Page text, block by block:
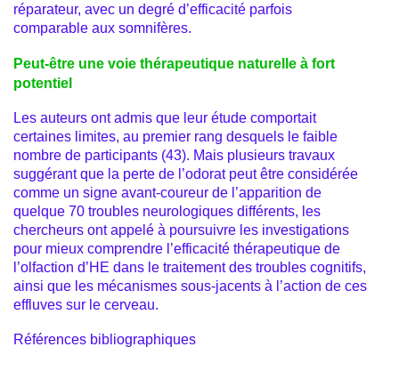
réparateur, avec un degré d’efficacité parfois
comparable aux somnifères.
Peut-être une voie thérapeutique naturelle à fort
potentiel
Les auteurs ont admis que leur étude comportait
certaines limites, au premier rang desquels le faible
nombre de participants (43). Mais plusieurs travaux
suggérant que la perte de l’odorat peut être considérée
comme un signe avant-coureur de l’apparition de
quelque 70 troubles neurologiques différents, les
chercheurs ont appelé à poursuivre les investigations
pour mieux comprendre l’efficacité thérapeutique de
l’olfaction d’HE dans le traitement des troubles cognitifs,
ainsi que les mécanismes sous-jacents à l’action de ces
effluves sur le cerveau.
Références bibliographiques